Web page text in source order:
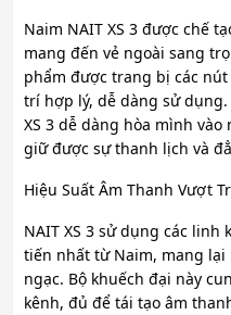
Naim NAIT XS 3 được chế
mang đến vẻ ngoài sang
phẩm được trang bị các
trí hợp lý, dễ dàng sử
XS 3 dễ dàng hòa mình
giữ được sự thanh lịch và
Hiệu Suất Âm Thanh Vượt
NAIT XS 3 sử dụng các linh
tiến nhất từ Naim, mang
ngạc. Bộ khuếch đại này
kênh, đủ để tái tạo âm